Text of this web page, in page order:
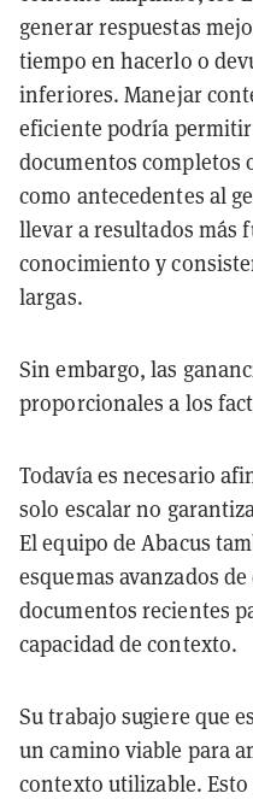
generar respuestas
tiempo en hacerlo o
inferiores. Manejar
eficiente podría
documentos completos
como antecedentes al
llevar a resultados más
conocimiento y
largas.
Sin embargo, las
proporcionales a los
Todavía es necesario
solo escalar no
El equipo de Abacus
esquemas avanzados
documentos recientes
capacidad de contexto.
Su trabajo sugiere que
un camino viable para
contexto utilizable.